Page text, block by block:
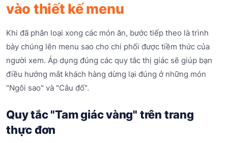
vào thiết kế menu
Khi đã phân loại xong các món ăn, bước tiếp theo là trình
bày chúng lên menu sao cho chi phối được tiềm thức của
người xem. Áp dụng đúng các quy tắc thị giác sẽ giúp bạn
điều hướng mắt khách hàng dừng lại đúng ở những món
"Ngôi sao" và "Câu đố".
Quy tắc "Tam giác vàng" trên trang
thực đơn